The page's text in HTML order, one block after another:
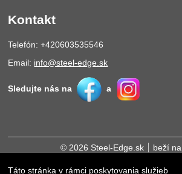
Táto stránka v rámci poskytovania služieb
Kontakt
Telefón: +420603535546
Email: info@steel-edge.sk
Sledujte nás na a
© 2026 Steel-Edge.sk beží na